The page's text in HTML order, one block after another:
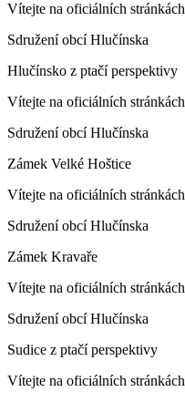
Vítejte na oficiálních stránkách
Sdružení obcí Hlučínska
Hlučínsko z ptačí perspektivy
Vítejte na oficiálních stránkách
Sdružení obcí Hlučínska
Zámek Velké Hoštice
Vítejte na oficiálních stránkách
Sdružení obcí Hlučínska
Zámek Kravaře
Vítejte na oficiálních stránkách
Sdružení obcí Hlučínska
Sudice z ptačí perspektivy
Vítejte na oficiálních stránkách